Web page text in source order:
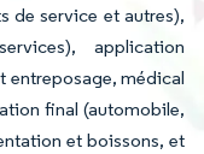
de service et autres),
application
entreposage, médical
final (automobile,
et boissons, et